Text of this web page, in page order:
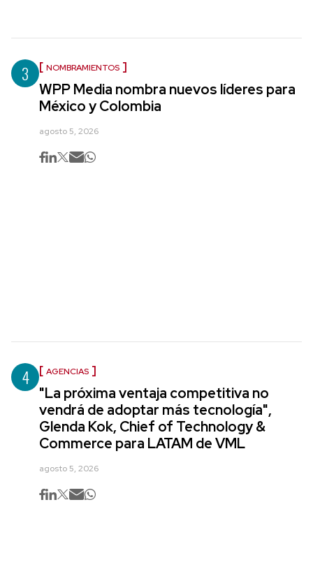
3 NOMBRAMIENTOS
WPP Media nombra nuevos líderes para
México y Colombia
agosto 5, 2026
4 AGENCIAS
"La próxima ventaja competitiva no
vendrá de adoptar más tecnología",
Glenda Kok, Chief of Technology &
Commerce para LATAM de VML
agosto 5, 2026